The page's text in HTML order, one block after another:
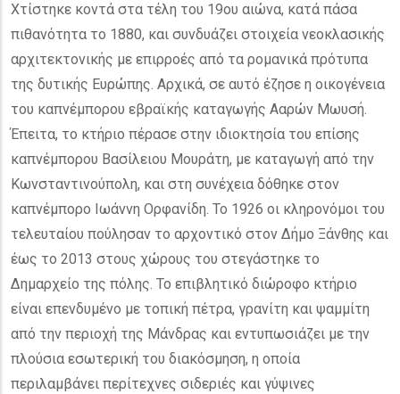
Χτίστηκε κοντά στα τέλη του 19ου αιώνα, κατά πάσα
πιθανότητα το 1880, και συνδυάζει στοιχεία νεοκλασικής
αρχιτεκτονικής με επιρροές από τα ρομανικά πρότυπα
της δυτικής Ευρώπης. Αρχικά, σε αυτό έζησε η οικογένεια
του καπνέμπορου εβραϊκής καταγωγής Ααρών Μωυσή.
Έπειτα, το κτήριο πέρασε στην ιδιοκτησία του επίσης
καπνέμπορου Βασίλειου Μουράτη, με καταγωγή από την
Κωνσταντινούπολη, και στη συνέχεια δόθηκε στον
καπνέμπορο Ιωάννη Ορφανίδη. Το 1926 οι κληρονόμοι του
τελευταίου πούλησαν το αρχοντικό στον Δήμο Ξάνθης και
έως το 2013 στους χώρους του στεγάστηκε το
Δημαρχείο της πόλης. Το επιβλητικό διώροφο κτήριο
είναι επενδυμένο με τοπική πέτρα, γρανίτη και ψαμμίτη
από την περιοχή της Μάνδρας και εντυπωσιάζει με την
πλούσια εσωτερική του διακόσμηση, η οποία
περιλαμβάνει περίτεχνες σιδεριές και γύψινες